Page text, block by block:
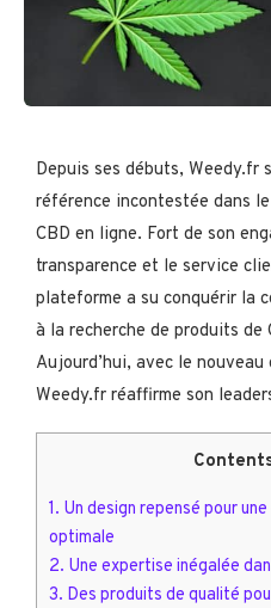
Depuis ses débuts, Weedy.fr
référence incontestée dans
CBD en ligne. Fort de son
transparence et le service
plateforme a su conquérir la
à la recherche de produits de
Aujourd’hui, avec le
Weedy.fr réaffirme son
1. Un design repensé pour
optimale
2. Une expertise inégalée
3. Des produits de qualité